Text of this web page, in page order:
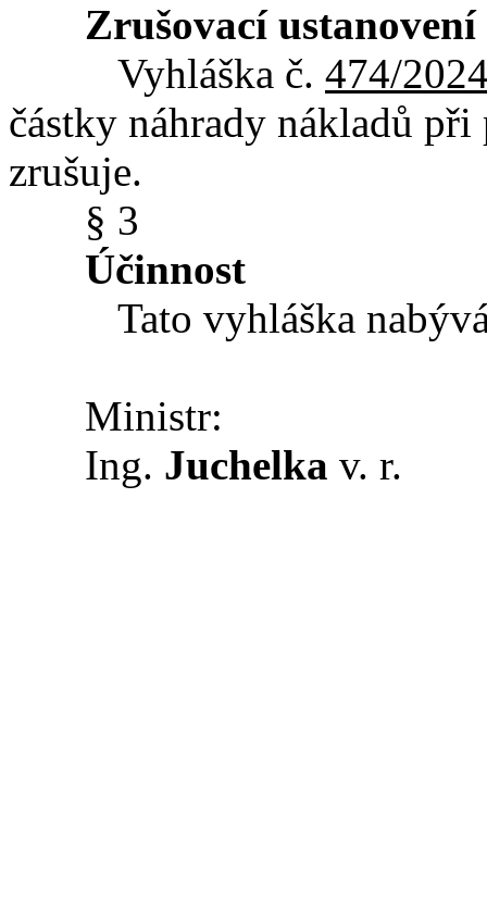
Zrušovací ustanovení
Vyhláška č. 474/
částky náhrady nákladů
zrušuje.
§ 3
Účinnost
Tato vyhláška nabývá
Ministr:
Ing. Juchelka v. r.